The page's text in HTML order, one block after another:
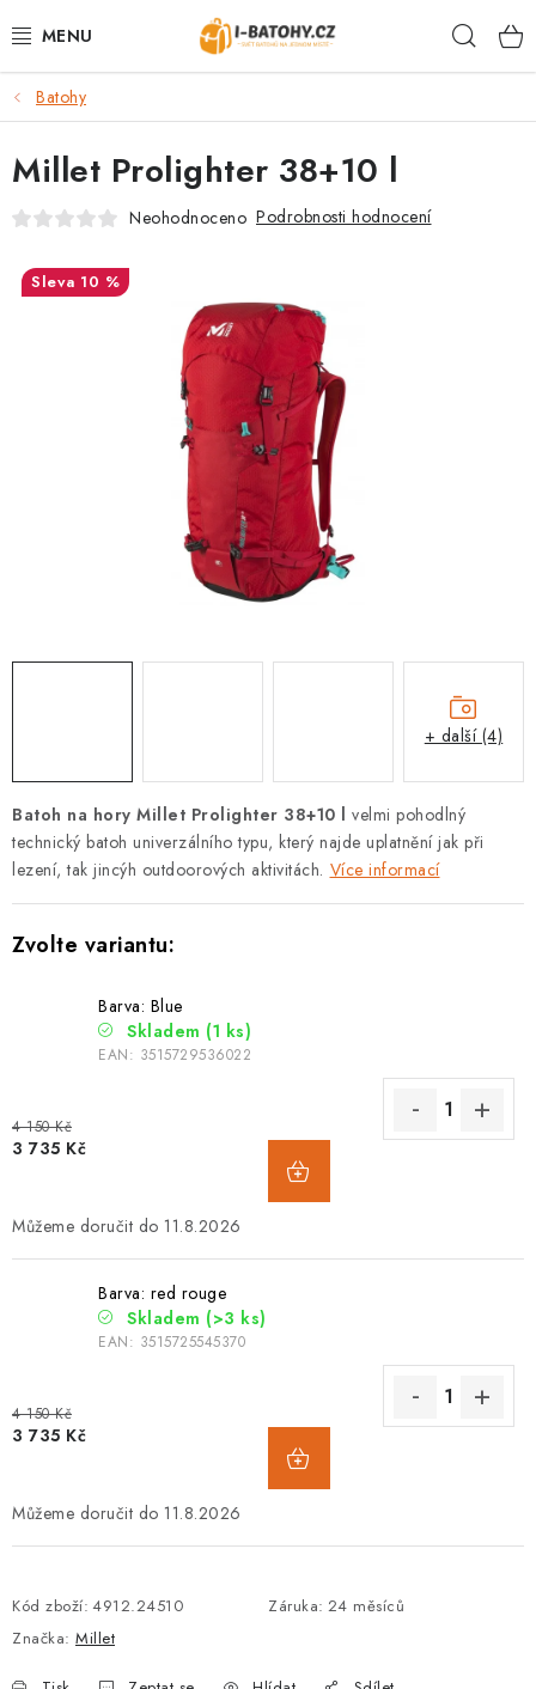
na
VÝPRODEJ %
BATOHY
TAŠKY, KABELKY
CESTOVNÍ ZAVAZADLA
DOPLŇKY A PŘÍSLUŠENSTVÍ
Doprava a platba Vše o nákupu Kontakty
Poradna
Batohy
Batoh na hory Millet Prolighter 38+10 l velmi pohodlný
technický batoh univerzálního typu, který najde uplatnění jak při
lezení, tak jincýh outdoorových aktivitách. Více informací
Barva: Blue
Skladem (1 ks)
EAN: 3515729536022
4 150 Kč
3 735 Kč
11.8.2026
Barva: red rouge
Skladem (>3 ks)
EAN: 3515725545370
4 150 Kč
3 735 Kč
11.8.2026
Kód zboží: 4912.24510 Záruka: 24 měsíců
Značka: Millet
Millet Prolighter 38+10 l
Neohodnoceno Podrobnosti hodnocení
10 %
+ další (4)